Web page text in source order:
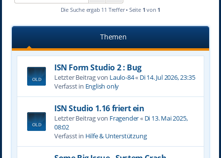
Die Suche ergab 11 Treffer • Seite 1 von 1
Themen
ISN Form Studio 2 : Bug
Letzter Beitrag von Laulo-84« Di 14. Jul 2026, 23:35
Verfasst in English only
ISN Studio 1.16 friert ein
Letzter Beitrag von Fragender« Di 13. Mai 2025,
08:02
Verfasst in Hilfe & Unterstützung